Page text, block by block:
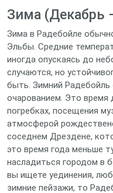
Зима (Декабрь
Зима в Радебойле
Эльбы. Средние
иногда опускаясь до
случаются, но
быть. Зимний
очарованием. Это время
погребках, посещения
атмосферой
соседнем Дрездене,
это время года меньше
насладиться городом в
вы ищете уединения,
зимние пейзажи, то